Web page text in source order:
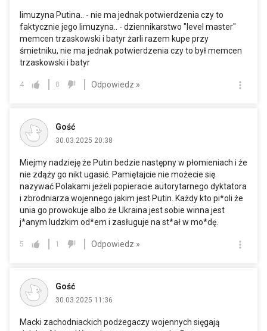
limuzyna Putina.. - nie ma jednak potwierdzenia czy to
faktycznie jego limuzyna.. - dziennikarstwo "level master"
memcen trzaskowski i batyr żarli razem kupe przy
śmietniku, nie ma jednak potwierdzenia czy to był memcen
trzaskowski i batyr
4 0 Odpowiedz »
Gość
30.03.2025 20:38
Miejmy nadzieję że Putin bedzie następny w płomieniach i że
nie zdąży go nikt ugasić. Pamiętajcie nie możecie się
nazywać Polakami jeżeli popieracie autorytarnego dyktatora
i zbrodniarza wojennego jakim jest Putin. Każdy kto pi*oli że
unia go prowokuje albo że Ukraina jest sobie winna jest
j*anym ludzkim od*em i zasługuje na st*ał w mo*dę.
5 1 Odpowiedz »
Gość
30.03.2025 11:36
Macki zachodniackich podżegaczy wojennych sięgają